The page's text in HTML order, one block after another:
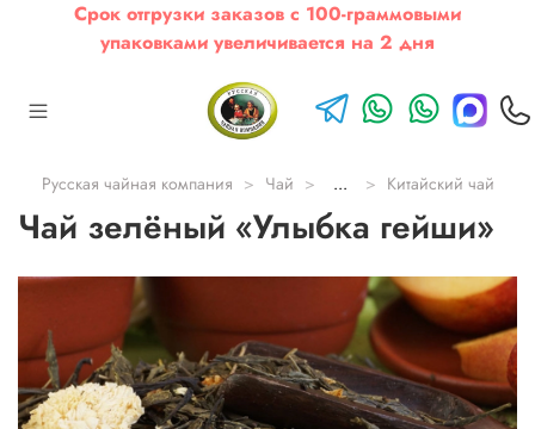
Срок отгрузки заказов с 100-граммовыми
упаковками увеличивается на 2 дня
Русская чайная компания Чай ... Китайский чай
Чай зелёный «Улыбка гейши»